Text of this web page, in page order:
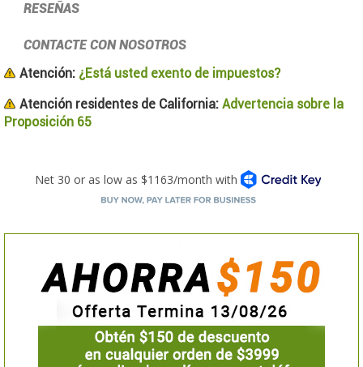
RESEÑAS
CONTACTE CON NOSOTROS
Atención: ¿Está usted exento de impuestos?
Atención residentes de California: Advertencia sobre la
Proposición 65